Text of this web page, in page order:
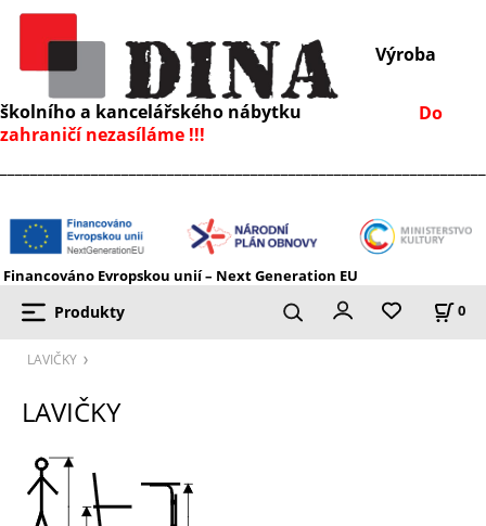
Výroba
školního a kancelářského nábytku Do
zahraničí nezasíláme !!!
Financováno Evropskou unií – Next Generation EU
Produkty 0
LAVIČKY
LAVIČKY